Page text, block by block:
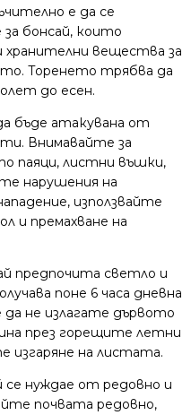
е да се
бонсай, които
хранителни вещества за
Торенето трябва да
до есен.
бъде атакувана от
Внимавайте за
паяци, листни въшки,
нарушения на
използвайте
и премахване на
предпочита светло и
поне 6 часа дневна
не излагате дървото
през горещите летни
изгаряне на листата.
се нуждае от редовно и
почвата редовно,